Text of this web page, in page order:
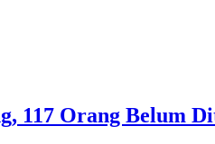
117 Orang Belum